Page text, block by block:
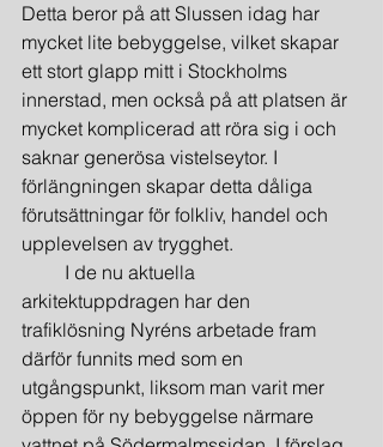
Detta beror på att Slussen idag har
mycket lite bebyggelse, vilket skapar
ett stort glapp mitt i Stockholms
innerstad, men också på att platsen är
mycket komplicerad att röra sig i och
saknar generösa vistelseytor. I
förlängningen skapar detta dåliga
förutsättningar för folkliv, handel och
upplevelsen av trygghet.
I de nu aktuella
arkitektuppdragen har den
trafiklösning Nyréns arbetade fram
därför funnits med som en
utgångspunkt, liksom man varit mer
öppen för ny bebyggelse närmare